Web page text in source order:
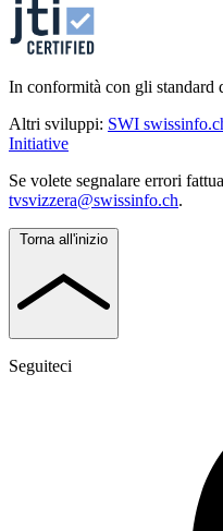
In conformità con gli standard
Altri sviluppi: SWI
Initiative
Se volete segnalare errori
tvsvizzera@swissinfo.ch.
Torna all'inizio
Seguiteci